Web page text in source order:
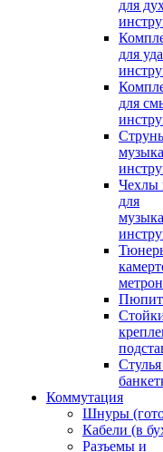
для
для
для
Чехлы
для
Коммутация
Шнуры
Кабели (в
Разъемы и